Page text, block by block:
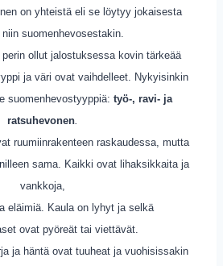
on yhteistä eli se löytyy jokaisesta
suomenhevosestakin.
ollut jalostuksessa kovin tärkeää
ja väri ovat vaihdelleet. Nykyisinkin
suomenhevostyyppiä: työ-, ravi- ja
ratsuhevonen.
ruumiinrakenteen raskaudessa, mutta
sama. Kaikki ovat lihaksikkaita ja
vankkoja,
eläimiä. Kaula on lyhyt ja selkä
ovat pyöreät tai viettävät.
ja häntä ovat tuuheat ja vuohisissakin